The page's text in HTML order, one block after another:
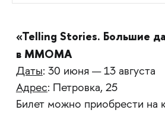
«Telling Stories. Большие
в ММОМА
Даты: 30 июня — 13 августа
Адрес: Петровка, 25
Билет можно приобрести на